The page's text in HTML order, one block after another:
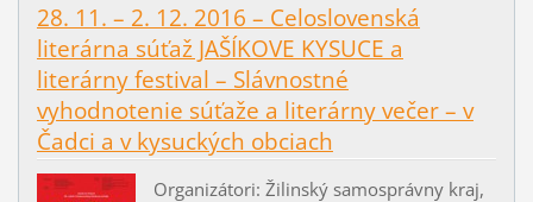
28. 11. – 2. 12. 2016 – Celoslovenská
literárna súťaž JAŠÍKOVE KYSUCE a
literárny festival – Slávnostné
vyhodnotenie súťaže a literárny večer – v
Čadci a v kysuckých obciach
Organizátori: Žilinský samosprávny kraj,